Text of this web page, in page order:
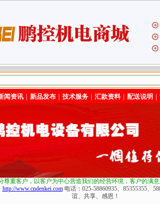
闻资讯｜ 新品发布｜ 技术服务｜ 汇款资料｜ 配送说明 ｜
尊重客户，以客户为中心营造我们的经营环境，客户的满
http://www.cndenkei.com电话：025-58860935、85355355、
谊、共享、感恩！